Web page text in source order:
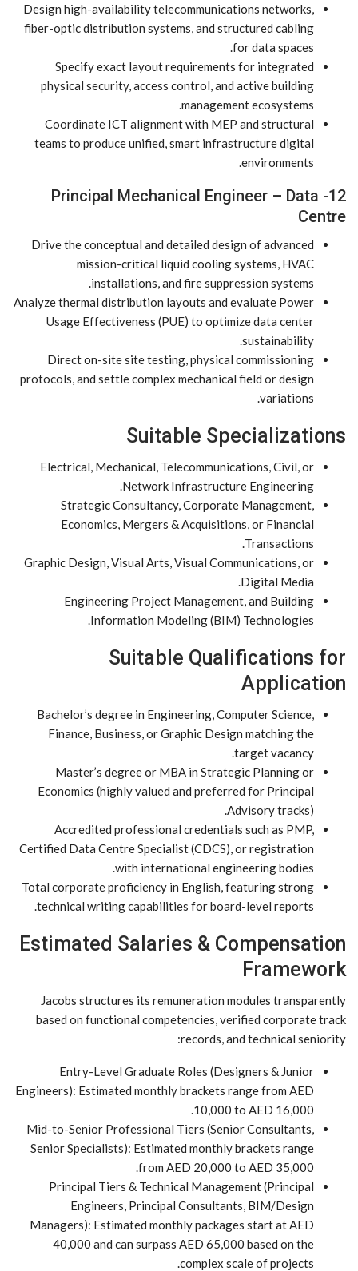
Design high-availability telecommunications networks,
fiber-optic distribution systems, and structured cabling
for data spaces.
Specify exact layout requirements for integrated
physical security, access control, and active building
management ecosystems.
Coordinate ICT alignment with MEP and structural
teams to produce unified, smart infrastructure digital
environments.
12- Principal Mechanical Engineer – Data
Centre
Drive the conceptual and detailed design of advanced
mission-critical liquid cooling systems, HVAC
installations, and fire suppression systems.
Analyze thermal distribution layouts and evaluate Power
Usage Effectiveness (PUE) to optimize data center
sustainability.
Direct on-site site testing, physical commissioning
protocols, and settle complex mechanical field or design
variations.
Suitable Specializations
Electrical, Mechanical, Telecommunications, Civil, or
Network Infrastructure Engineering.
Strategic Consultancy, Corporate Management,
Economics, Mergers & Acquisitions, or Financial
Transactions.
Graphic Design, Visual Arts, Visual Communications, or
Digital Media.
Engineering Project Management, and Building
Information Modeling (BIM) Technologies.
Suitable Qualifications for
Application
Bachelor’s degree in Engineering, Computer Science,
Finance, Business, or Graphic Design matching the
target vacancy.
Master’s degree or MBA in Strategic Planning or
Economics (highly valued and preferred for Principal
Advisory tracks).
Accredited professional credentials such as PMP,
Certified Data Centre Specialist (CDCS), or registration
with international engineering bodies.
Total corporate proficiency in English, featuring strong
technical writing capabilities for board-level reports.
Estimated Salaries & Compensation
Framework
Jacobs structures its remuneration modules transparently
based on functional competencies, verified corporate track
records, and technical seniority:
Entry-Level Graduate Roles (Designers & Junior
Engineers): Estimated monthly brackets range from AED
10,000 to AED 16,000.
Mid-to-Senior Professional Tiers (Senior Consultants,
Senior Specialists): Estimated monthly brackets range
from AED 20,000 to AED 35,000.
Principal Tiers & Technical Management (Principal
Engineers, Principal Consultants, BIM/Design
Managers): Estimated monthly packages start at AED
40,000 and can surpass AED 65,000 based on the
complex scale of projects.